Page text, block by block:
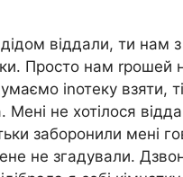
віддали, ти нам
Просто нам rрошей
іnотеку взяти,
не хотілося
заборонили мені
не згадували.